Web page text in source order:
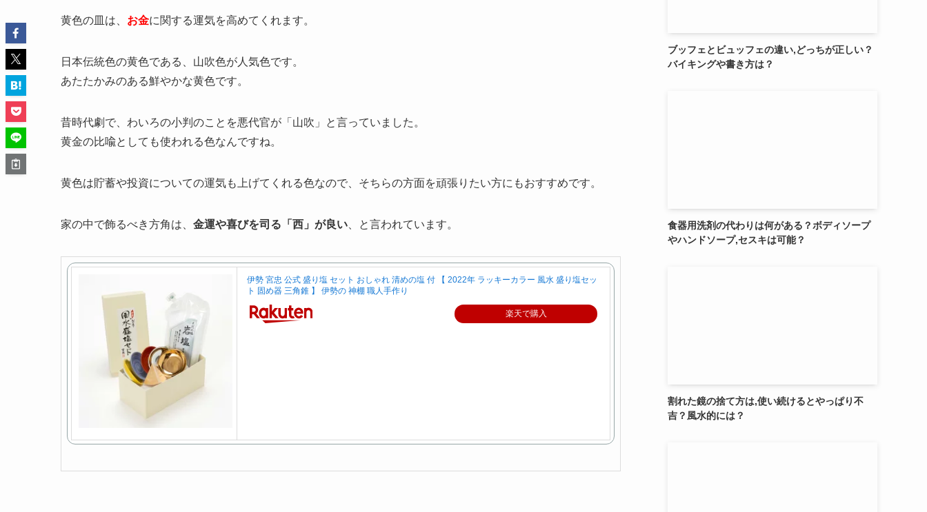
黄色の皿は、 お金に関する運気を高めてくれます。
日本伝統色の黄色である、山吹色が人気色です。
あたたかみのある鮮やかな黄色です。
昔時代劇で、わいろの小判のことを悪代官が「山吹」と言っていました。
黄金の比喩としても使われる色なんですね。
黄色は貯蓄や投資についての運気も上げてくれる色なので、そちらの方面を頑張りたい方にもおすすめです。
家の中で飾るべき方角は、 金運や喜びを司る「西」が良い 、と言われています。
伊勢 宮忠 公式 盛り塩 セット おしゃれ 清めの塩 付 【 2022年 ラッキーカラー 風水 盛り塩セッ
ト 固め器 三角錐 】 伊勢の 神棚 職人手作り
楽天で購入
ブッフェとビュッフェの違い,どっちが正しい？
バイキングや書き方は？
食器用洗剤の代わりは何がある？ボディソープ
やハンドソープ,セスキは可能？
割れた鏡の捨て方は,使い続けるとやっぱり不
吉？風水的には？